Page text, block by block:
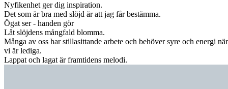
Nyfikenhet ger dig inspiration.
Det som är bra med slöjd är att jag får bestämma.
Ögat ser - handen gör
Låt slöjdens mångfald blomma.
Många av oss har stillasittande arbete och behöver syre och energi när
vi är lediga.
Lappat och lagat är framtidens melodi.